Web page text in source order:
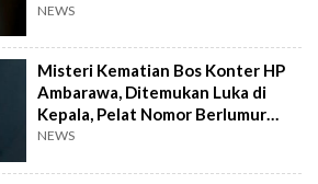
NEWS
Misteri Kematian Bos Konter HP
Ambarawa, Ditemukan Luka di
Kepala, Pelat Nomor Berlumur
Darah
NEWS